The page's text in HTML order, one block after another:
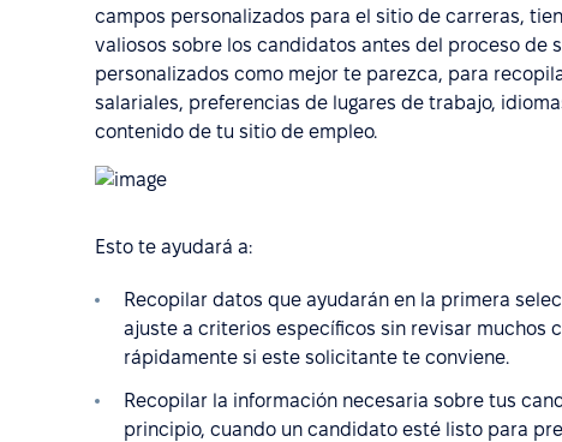
campos personalizados para el sitio de carreras,
valiosos sobre los candidatos antes del proceso de
personalizados como mejor te parezca, para
salariales, preferencias de lugares de trabajo,
contenido de tu sitio de empleo.
Esto te ayudará a:
Recopilar datos que ayudarán en la primera
ajuste a criterios específicos sin revisar muchos
rápidamente si este solicitante te conviene.
Recopilar la información necesaria sobre tus
principio, cuando un candidato esté listo para